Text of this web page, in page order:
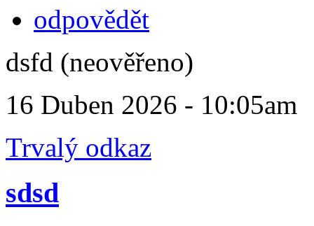
odpovědět
dsfd (neověřeno)
16 Duben 2026 - 10:05am
Trvalý odkaz
sdsd